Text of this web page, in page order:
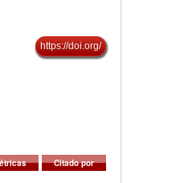
https://doi.org/
Citado por